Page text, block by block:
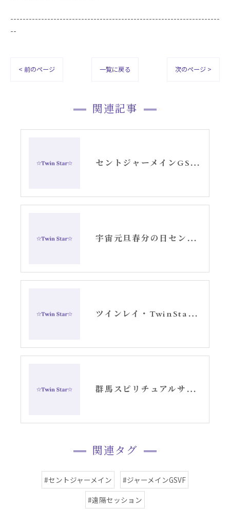
--------------------------------------------------------------------
--
< 前のページ 一覧に戻る 次のページ >
関連記事
セントジャーメインGSVF紫の炎・瞑想会〜高崎twinstar〜
宇宙元旦春分の日セントジャーメインGSVF3日間遠隔お知らせ
ツインレイ・TwinStar ・522スピリチュアル〜記録的ブログ②
群馬スピリチュアルサロン・アリーシャの呟きブログ
関連タグ
#セントジャーメイン
#ジャーメインGSVF
#遠隔セッション